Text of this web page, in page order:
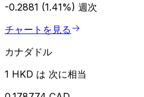
-0.2881 (1.41%) 週次
チャートを見る
カナダドル
1 HKD は 次に相当